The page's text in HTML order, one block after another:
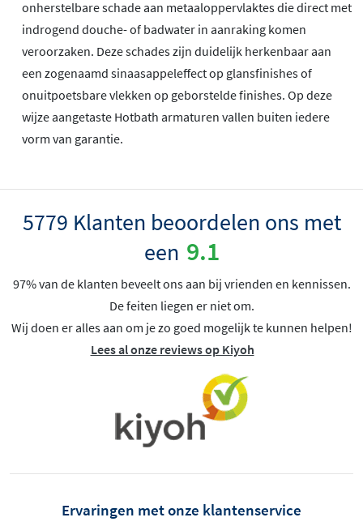
onherstelbare schade aan metaaloppervlaktes die direct met
indrogend douche- of badwater in aanraking komen
veroorzaken. Deze schades zijn duidelijk herkenbaar aan
een zogenaamd sinaasappeleffect op glansfinishes of
onuitpoetsbare vlekken op geborstelde finishes. Op deze
wijze aangetaste Hotbath armaturen vallen buiten iedere
vorm van garantie.
5779 Klanten beoordelen ons met
een 9.1
97% van de klanten beveelt ons aan bij vrienden en kennissen.
De feiten liegen er niet om.
Wij doen er alles aan om je zo goed mogelijk te kunnen helpen!
Lees al onze reviews op Kiyoh
Ervaringen met onze klantenservice